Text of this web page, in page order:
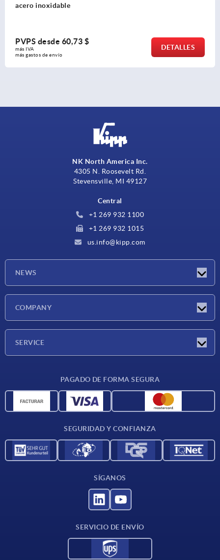
bruñido
PVPS desde12,45 $
más IVA
más gastos de envío
DETALLES
NK North America Inc.
4305 N. Roosevelt Rd.
Stevensville, MI 49127
Central
+1 269 932 1100
+1 269 932 1015
us.info@kipp.com
NEWS
COMPANY
SERVICE
Materiales
PAGADO DE FORMA SEGURA
SEGURIDAD Y CONFIANZA
SÍGANOS
SERVICIO DE ENVÍO